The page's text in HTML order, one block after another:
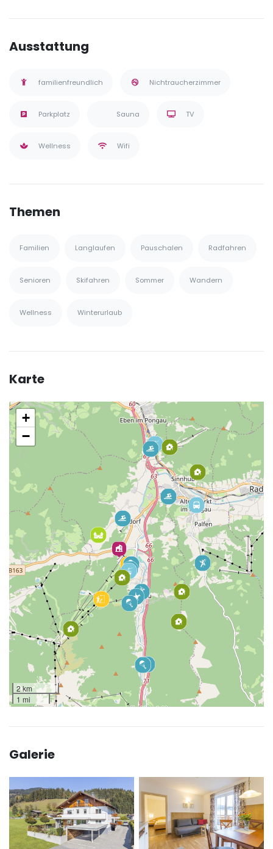
Ausstattung
familienfreundlich Nichtraucherzimmer
Parkplatz Sauna TV
Wellness Wifi
Themen
Familien Langlaufen Pauschalen Radfahren
Senioren Skifahren Sommer Wandern
Wellness Winterurlaub
Karte
+
−
2 km
1 mi
Galerie